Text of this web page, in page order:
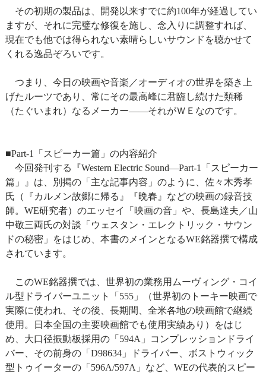
その初期の製品は、開発以来すでに約100年が経過してい
ますが、それに完璧な修復を施し、念入りに調整すれば、
現在でも他では得られない素晴らしいサウンドを聴かせて
くれる逸品ぞろいです。
つまり、今日の映画や音楽／オーディオの世界を築き上
げたルーツであり、常にその最高峰に君臨し続けた類稀
（たぐいまれ）なるメーカー――それがＷＥなのです。
■Part-1「スピーカー篇」の内容紹介
今回発刊する『Western Electric Sound―Part-1「スピーカー
篇」』は、別掲の「主な記事内容」のように、佐々木秀孝
氏（『カルメン故郷に帰る』『晩春』などの映画の録音技
師。WE研究者）のエッセイ「映画の音」や、長島達夫／山
中敬三両氏の対談「ウェスタン・エレクトリック・サウン
ドの秘密」をはじめ、本書のメインとなるWE銘器撰で構成
されています。
このWE銘器撰では、世界初の業務用ムーヴィング・コイ
ル型ドライバーユニット「555」（世界初のトーキー映画で
実際に使われ、その後、長期間、全米各地の映画館で継続
使用。日本全国の主要映画館でも使用実績あり）をはじ
め、大口径振動板採用の「594A」コンプレッションドライ
バー、その前身の「D98634」ドライバー、ボストウィック
型トゥイーターの「596A/597A」など、WEの代表的スピー